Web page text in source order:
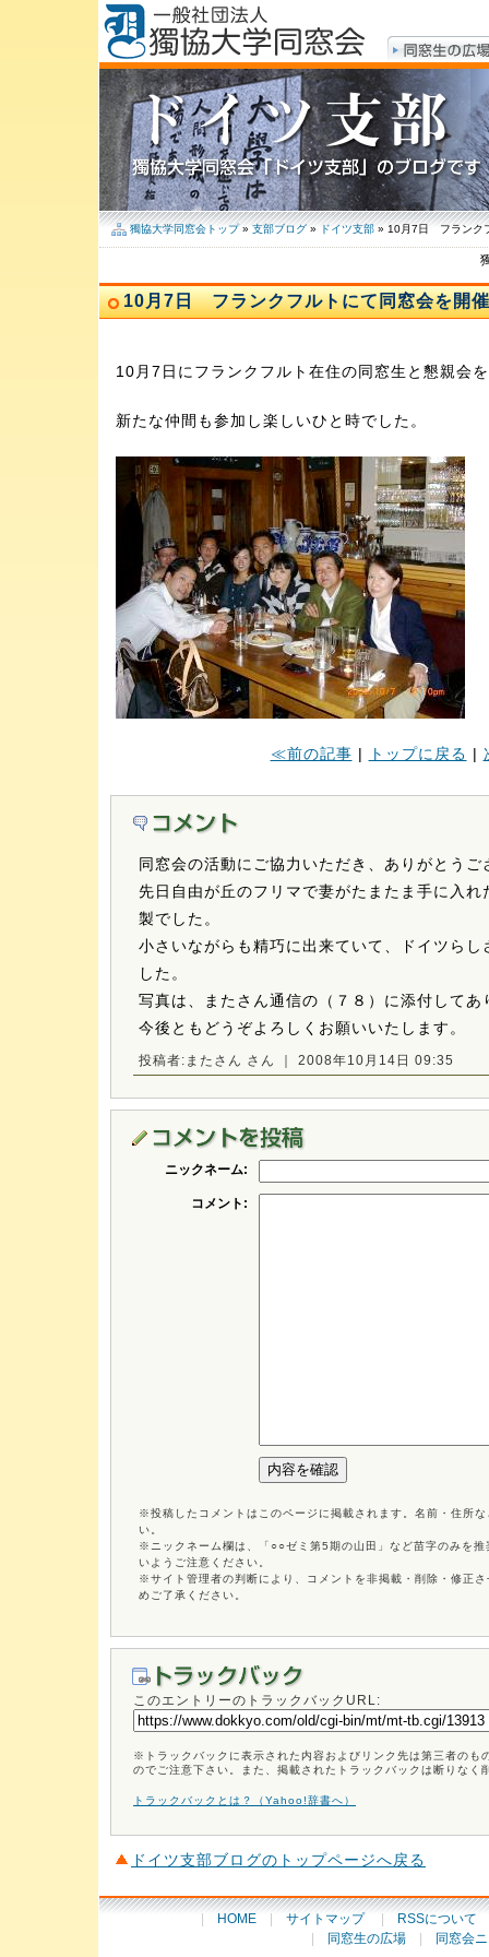
獨協大学同窓会トップ» 支部ブログ » ドイツ支部 » 10月7日 フランク
10月7日 フランクフルトにて同窓会を開
10月7日にフランクフルト在住の同窓生と懇親会
新たな仲間も参加し楽しいひと時でした。
≪前の記事 | トップに戻る |
同窓会の活動にご協力いただき、ありがとうご
先日自由が丘のフリマで妻がたまたま手に入
製でした。
小さいながらも精巧に出来ていて、ドイツら
した。
写真は、またさん通信の（７８）に添付してあ
今後ともどうぞよろしくお願いいたします。
投稿者:またさん さん ｜ 2008年10月14日 09:35
ニックネーム:
コメント:
※投稿したコメントはこのページに掲載されます。名前・住所
い。
※ニックネーム欄は、「○○ゼミ第5期の山田」など苗字のみを
いようご注意ください。
※サイト管理者の判断により、コメントを非掲載・削除・修正
めご了承ください。
このエントリーのトラックバックURL:
※トラックバックに表示された内容およびリンク先は第三者のも
のでご注意下さい。また、掲載されたトラックバックは断りなく
トラックバックとは？（Yahoo!辞書へ）
ドイツ支部ブログのトップページへ戻る
HOME| サイトマップ| RSSについて
同窓生の広場| 同窓会